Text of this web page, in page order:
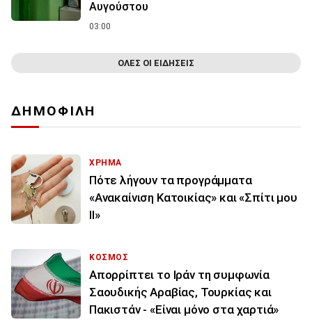
Αυγούστου
03:00
ΟΛΕΣ ΟΙ ΕΙΔΗΣΕΙΣ
ΔΗΜΟΦΙΛΗ
ΧΡΗΜΑ
Πότε λήγουν τα προγράμματα
«Ανακαίνιση Κατοικίας» και «Σπίτι μου
ΙΙ»
ΚΟΣΜΟΣ
Απορρίπτει το Ιράν τη συμφωνία
Σαουδικής Αραβίας, Τουρκίας και
Πακιστάν - «Είναι μόνο στα χαρτιά»